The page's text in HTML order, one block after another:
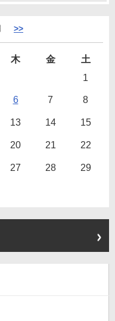
>>
木 金
土
1
6 7 8
13 14 15
20 21 22
27 28 29